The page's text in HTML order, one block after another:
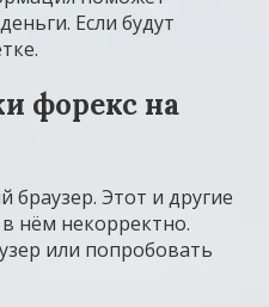
Если будут
форекс на
браузер. Этот и другие
нём некорректно.
или попробовать